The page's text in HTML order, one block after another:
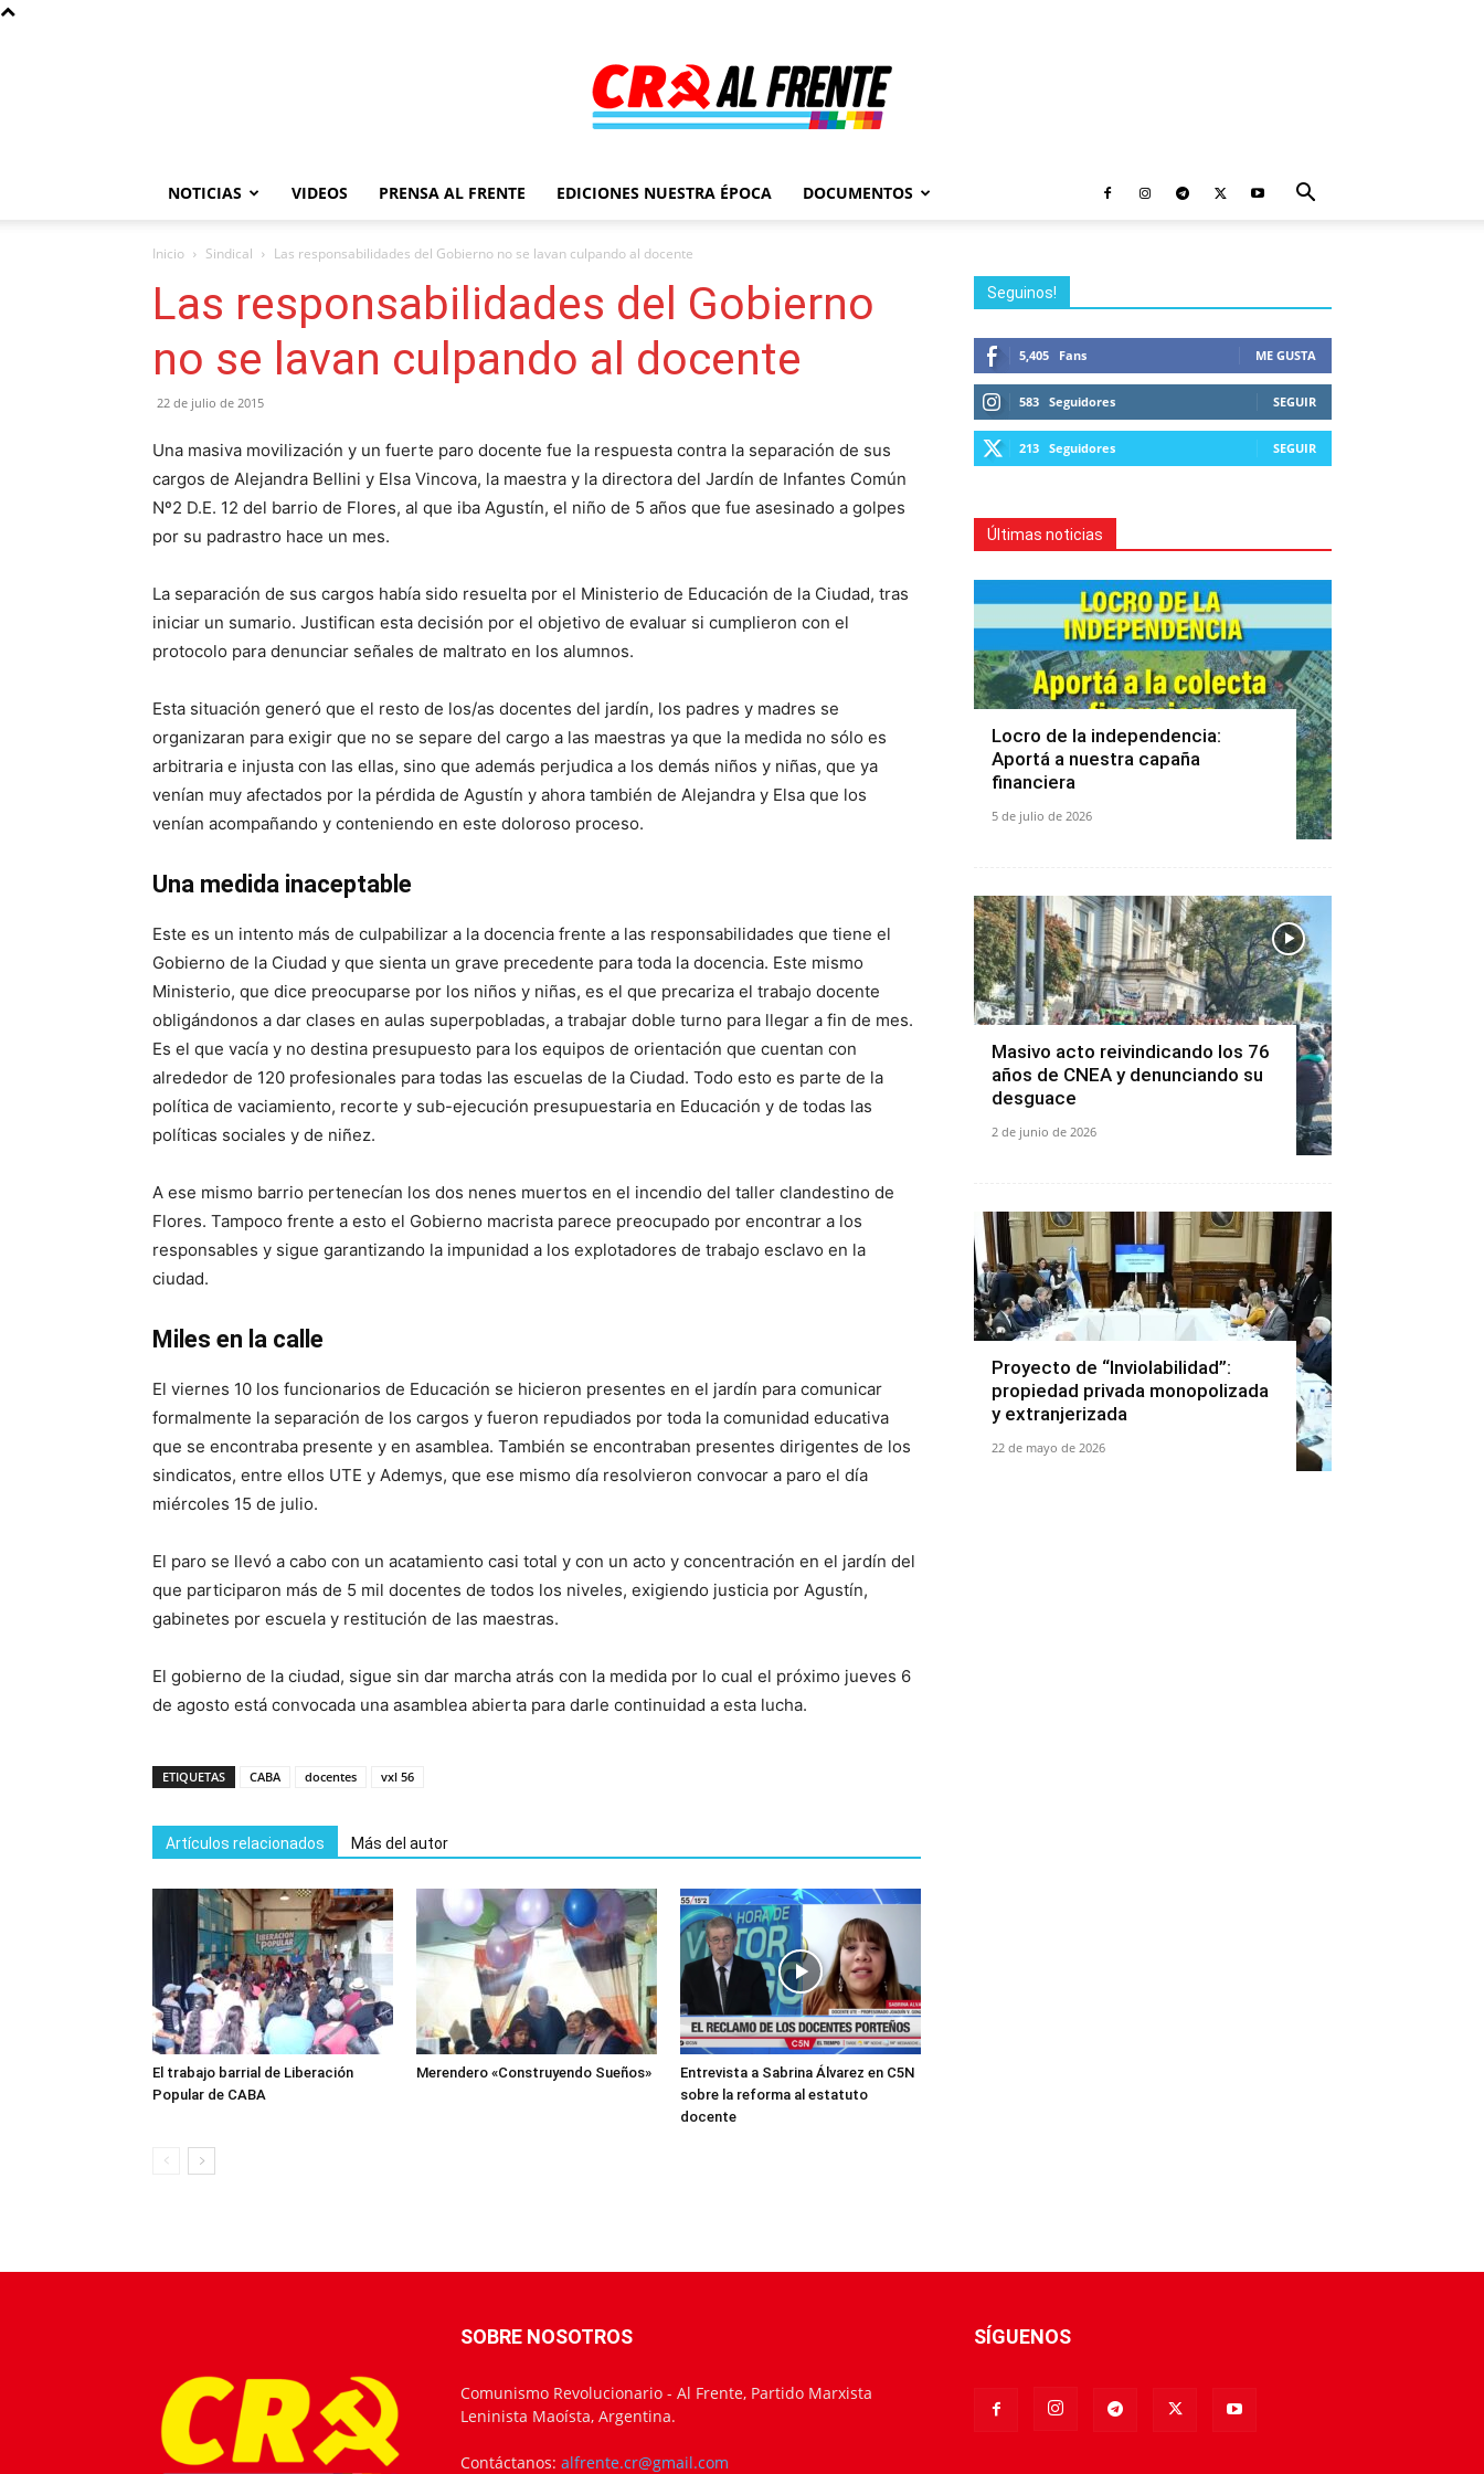
Al
Frente
–
CR
NOTICIAS VIDEOS PRENSA AL FRENTE EDICIONES NUESTRA ÉPOCA DOCUMENTOS
Inicio Sindical Las responsabilidades del Gobierno no se lavan culpando al docente
Las responsabilidades del Gobierno
no se lavan culpando al docente
22 de julio de 2015
Una masiva movilización y un fuerte paro docente fue la respuesta contra la separación de sus
cargos de Alejandra Bellini y Elsa Vincova, la maestra y la directora del Jardín de Infantes Común
Nº2 D.E. 12 del barrio de Flores, al que iba Agustín, el niño de 5 años que fue asesinado a golpes
por su padrastro hace un mes.
La separación de sus cargos había sido resuelta por el Ministerio de Educación de la Ciudad, tras
iniciar un sumario. Justifican esta decisión por el objetivo de evaluar si cumplieron con el
protocolo para denunciar señales de maltrato en los alumnos.
Esta situación generó que el resto de los/as docentes del jardín, los padres y madres se
organizaran para exigir que no se separe del cargo a las maestras ya que la medida no sólo es
arbitraria e injusta con las ellas, sino que además perjudica a los demás niños y niñas, que ya
venían muy afectados por la pérdida de Agustín y ahora también de Alejandra y Elsa que los
venían acompañando y conteniendo en este doloroso proceso.
Una medida inaceptable
Este es un intento más de culpabilizar a la docencia frente a las responsabilidades que tiene el
Gobierno de la Ciudad y que sienta un grave precedente para toda la docencia. Este mismo
Ministerio, que dice preocuparse por los niños y niñas, es el que precariza el trabajo docente
obligándonos a dar clases en aulas superpobladas, a trabajar doble turno para llegar a fin de mes.
Es el que vacía y no destina presupuesto para los equipos de orientación que cuentan con
alrededor de 120 profesionales para todas las escuelas de la Ciudad. Todo esto es parte de la
política de vaciamiento, recorte y sub-ejecución presupuestaria en Educación y de todas las
políticas sociales y de niñez.
A ese mismo barrio pertenecían los dos nenes muertos en el incendio del taller clandestino de
Flores. Tampoco frente a esto el Gobierno macrista parece preocupado por encontrar a los
responsables y sigue garantizando la impunidad a los explotadores de trabajo esclavo en la
ciudad.
Miles en la calle
El viernes 10 los funcionarios de Educación se hicieron presentes en el jardín para comunicar
formalmente la separación de los cargos y fueron repudiados por toda la comunidad educativa
que se encontraba presente y en asamblea. También se encontraban presentes dirigentes de los
sindicatos, entre ellos UTE y Ademys, que ese mismo día resolvieron convocar a paro el día
miércoles 15 de julio.
El paro se llevó a cabo con un acatamiento casi total y con un acto y concentración en el jardín del
que participaron más de 5 mil docentes de todos los niveles, exigiendo justicia por Agustín,
gabinetes por escuela y restitución de las maestras.
El gobierno de la ciudad, sigue sin dar marcha atrás con la medida por lo cual el próximo jueves 6
de agosto está convocada una asamblea abierta para darle continuidad a esta lucha.
ETIQUETAS CABA docentes vxl 56
Artículos relacionados Más del autor
El trabajo barrial de Liberación
Popular de CABA
Merendero «Construyendo Sueños»
Entrevista a Sabrina Álvarez en C5N
sobre la reforma al estatuto
docente
Seguinos!
5,405 Fans ME GUSTA
583 Seguidores SEGUIR
213 Seguidores SEGUIR
Últimas noticias
Locro de la independencia:
Aportá a nuestra capaña
financiera
5 de julio de 2026
Masivo acto reivindicando los 76
años de CNEA y denunciando su
desguace
2 de junio de 2026
Proyecto de “Inviolabilidad”:
propiedad privada monopolizada
y extranjerizada
22 de mayo de 2026
SOBRE NOSOTROS
Comunismo Revolucionario - Al Frente, Partido Marxista
Leninista Maoísta, Argentina.
Contáctanos: alfrente.cr@gmail.com
SÍGUENOS